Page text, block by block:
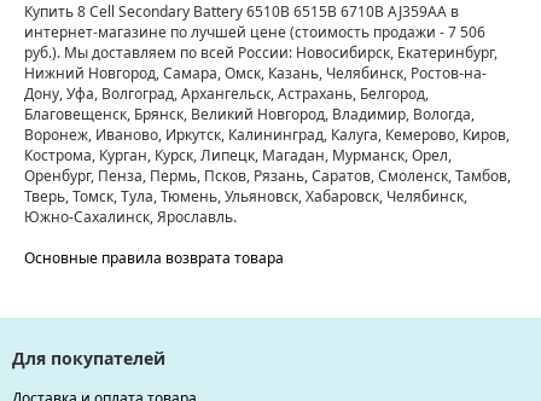
Купить 8 Cell Secondary Battery 6510B 6515B 6710B AJ359AA в
интернет-магазине по лучшей цене(стоимость продажи - 7 506
руб.). Мы доставляем по всей России: Новосибирск, Екатеринбург,
Нижний Новгород, Самара, Омск, Казань, Челябинск, Ростов-на-
Дону, Уфа, Волгоград, Архангельск, Астрахань, Белгород,
Благовещенск, Брянск, Великий Новгород, Владимир, Вологда,
Воронеж, Иваново, Иркутск, Калининград, Калуга, Кемерово, Киров,
Кострома, Курган, Курск, Липецк, Магадан, Мурманск, Орел,
Оренбург, Пенза, Пермь, Псков, Рязань, Саратов, Смоленск, Тамбов,
Тверь, Томск, Тула, Тюмень, Ульяновск, Хабаровск, Челябинск,
Южно-Сахалинск, Ярославль.
Основные правила возврата товара
Для покупателей